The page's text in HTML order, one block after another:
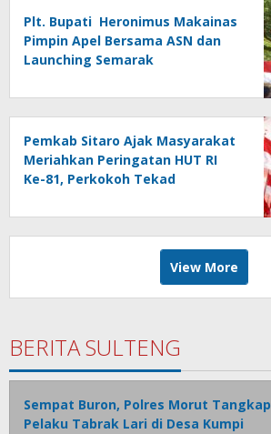
Plt. Bupati Heronimus Makainas
Pimpin Apel Bersama ASN dan
Launching Semarak
Pemkab Sitaro Ajak Masyarakat
Meriahkan Peringatan HUT RI
Ke-81, Perkokoh Tekad
View More
BERITA SULTENG
Sempat Buron, Polres Morut Tangkap
Pelaku Tabrak Lari di Desa Kumpi